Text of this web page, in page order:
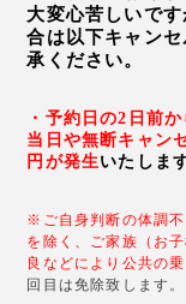
大変心苦しいで
合は以下キャン
承ください。
・予約日の2日前
当日や無断キャン
円が発生いたしま
※ご自身判断の体調不
を除く、 ご家族（お
良などにより公共の
回目は免除致します。